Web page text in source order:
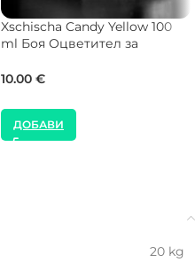
Xschischa Candy Yellow 100
ml Боя Оцветител за
10.00 €
ДОБАВИ
20 kg